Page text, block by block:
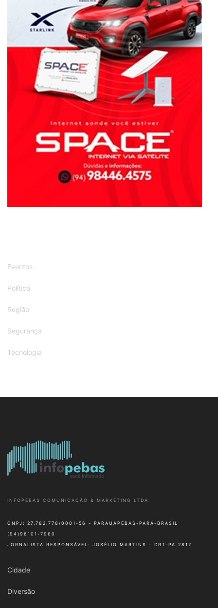
Eventos
Política
Região
Segurança
Tecnologia
INFOPEBAS COMUNICAÇÃO & MARKETING LTDA.
CNPJ: 27.782.778/0001-56 - PARAUAPEBAS-PARÁ-BRASIL
(94)98101-7960
JORNALISTA RESPONSÁVEL: JOSÉLIO MARTINS - DRT-PA 2817
Cidade
Diversão